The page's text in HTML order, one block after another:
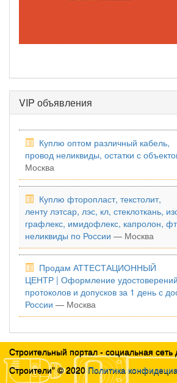
VIP объявления
Куплю оптом различный кабель,
провод неликвиды, остатки с
Москва
Куплю фторопласт, текстолит,
ленту лэтсар, лэс, кл, стеклоткань,
графлекс, имидофлекс, капролон,
неликвиды по России — Москва
Продам АТТЕСТАЦИОННЫЙ
ЦЕНТР | Оформление
протоколов и допусков за 1 день с
России — Москва
Строительный портал - социальная
Строители" © 2020 Политика